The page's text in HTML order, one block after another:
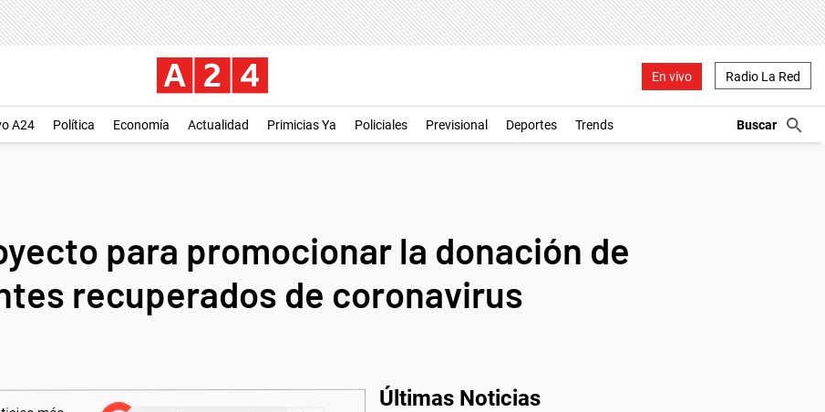
En vivo Radio La Red
A24 Política Economía Actualidad Primicias Ya Policiales Previsional Deportes Trends
para promocionar la donación de
recuperados de coronavirus
Últimas Noticias